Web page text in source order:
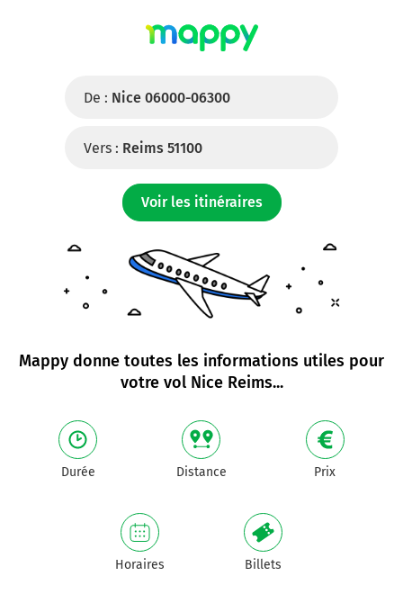
De : Nice 06000-06300
Vers : Reims 51100
Voir les itinéraires
Mappy donne toutes les informations utiles pour
votre vol Nice Reims...
Durée Distance Prix
Horaires Billets